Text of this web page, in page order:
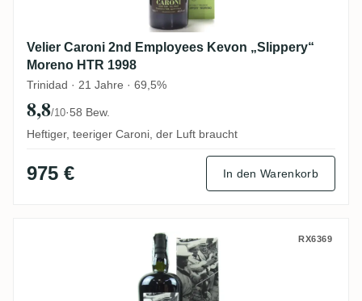
Velier Caroni 2nd Employees Kevon „Slippery“
Moreno HTR 1998
Trinidad · 21 Jahre · 69,5%
8,8/10·58 Bew.
Heftiger, teeriger Caroni, der Luft braucht
975 € In den Warenkorb
Velier Caroni Heavy Trinidad Rum HTR
RX6369